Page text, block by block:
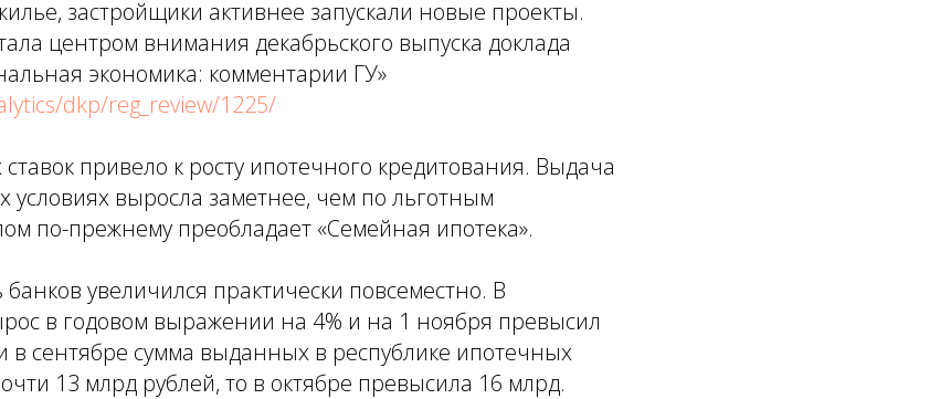
застройщики активнее запускали новые проекты.
центром внимания декабрьского выпуска доклада
экономика: комментарии ГУ»
dkp/reg_review/1225/
привело к росту ипотечного кредитования. Выдача
выросла заметнее, чем по льготным
по-прежнему преобладает «Семейная ипотека».
увеличился практически повсеместно. В
в годовом выражении на 4% и на 1 ноября превысил
в сентябре сумма выданных в республике ипотечных
13 млрд рублей, то в октябре превысила 16 млрд.